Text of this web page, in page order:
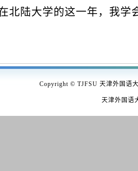
北陆大学的这一年，我学
Copyright © TJFSU 天津外国语
天津外国语